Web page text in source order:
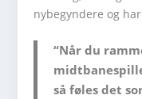
nybegyndere og
“Når du
så føles det